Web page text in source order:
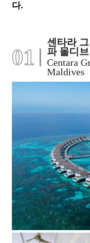
다.
01
센타라
파 몰디브
Centara
Maldives